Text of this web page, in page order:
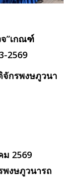
”เกณฑ์
2569
กรพงษภูวนา
งษภูวนารถ